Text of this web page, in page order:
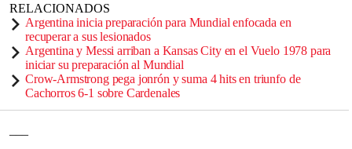
RELACIONADOS
Argentina inicia preparación para Mundial enfocada en
recuperar a sus lesionados
Argentina y Messi arriban a Kansas City en el Vuelo 1978 para
iniciar su preparación al Mundial
Crow-Armstrong pega jonrón y suma 4 hits en triunfo de
Cachorros 6-1 sobre Cardenales